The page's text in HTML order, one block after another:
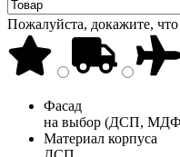
Пожалуйста, докажите,
Фасад
на выбор (ДСП,
Материал корпуса